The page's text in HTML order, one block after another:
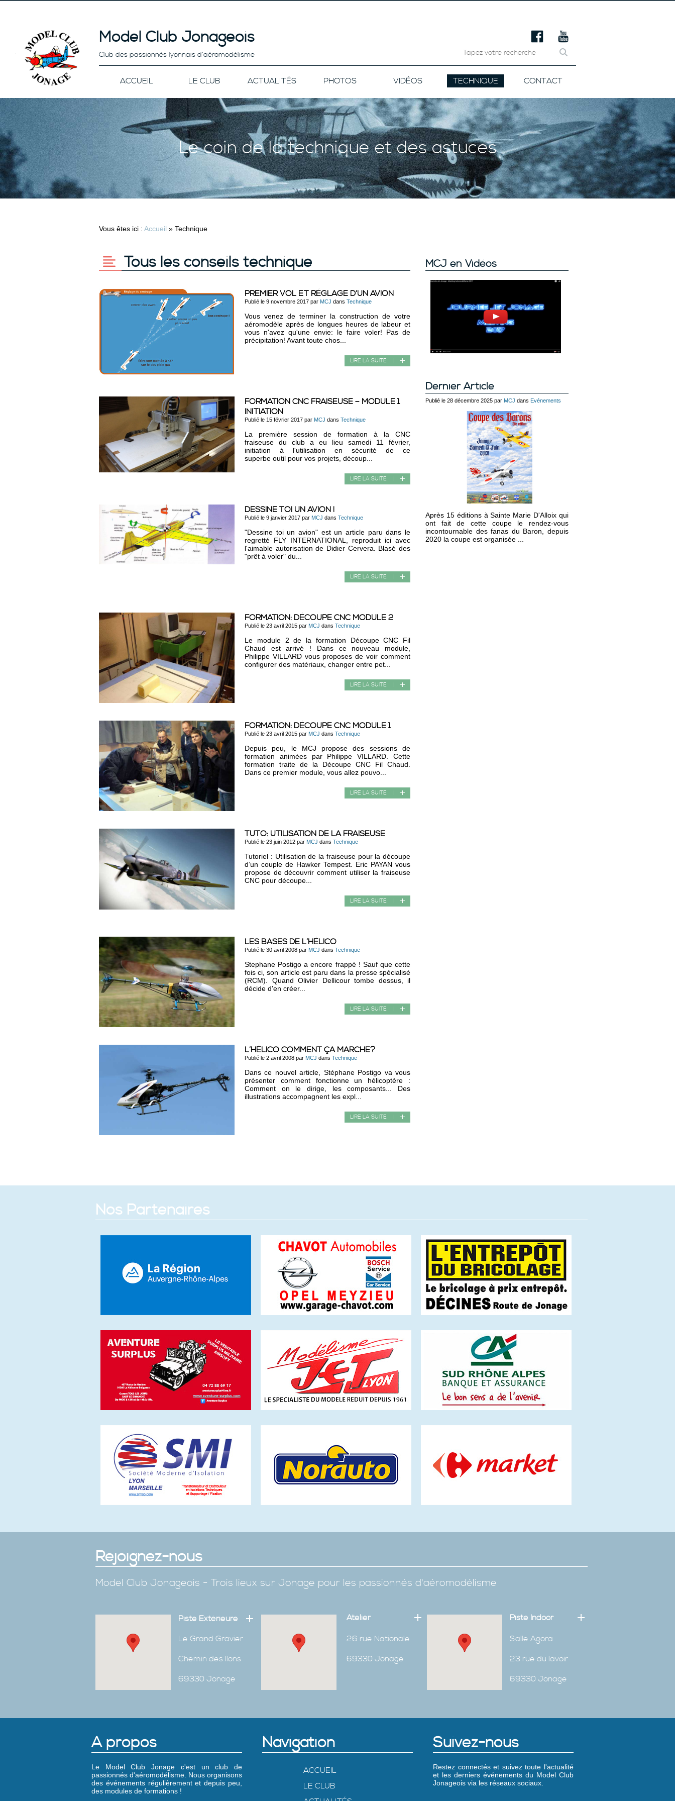
Model Club Jonageois
Club des passionnés lyonnais d’aéromodélisme
ACCUEIL LE CLUB ACTUALITÉS PHOTOS VIDÉOS TECHNIQUE CONTACT
Le coin de la technique et des astuces
Vous êtes ici : Accueil » Technique
Tous les conseils technique
PREMIER VOL ET RÉGLAGE D’UN AVION
Publié le 9 novembre 2017 par MCJ dans Technique
Vous venez de terminer la construction de votre
aéromodèle après de longues heures de labeur et
vous n'avez qu'une envie: le faire voler! Pas de
précipitation! Avant toute chos...
LIRE LA SUITE
FORMATION CNC FRAISEUSE – MODULE 1
INITIATION
Publié le 15 février 2017 par MCJ dans Technique
La première session de formation à la CNC
fraiseuse du club a eu lieu samedi 11 février,
initiation à l'utilisation en sécurité de ce
superbe outil pour vos projets, découp...
LIRE LA SUITE
DESSINE TOI UN AVION !
Publié le 9 janvier 2017 par MCJ dans Technique
"Dessine toi un avion" est un article paru dans le
regretté FLY INTERNATIONAL, reproduit ici avec
l'aimable autorisation de Didier Cervera. Blasé des
"prêt à voler" du...
LIRE LA SUITE
FORMATION: DÉCOUPE CNC MODULE 2
Publié le 23 avril 2015 par MCJ dans Technique
Le module 2 de la formation Découpe CNC Fil
Chaud est arrivé ! Dans ce nouveau module,
Philippe VILLARD vous proposes de voir comment
configurer des matériaux, changer entre pet...
LIRE LA SUITE
FORMATION: DÉCOUPE CNC MODULE 1
Publié le 23 avril 2015 par MCJ dans Technique
Depuis peu, le MCJ propose des sessions de
formation animées par Philippe VILLARD. Cette
formation traite de la Découpe CNC Fil Chaud.
Dans ce premier module, vous allez pouvo...
LIRE LA SUITE
TUTO: UTILISATION DE LA FRAISEUSE
Publié le 23 juin 2012 par MCJ dans Technique
Tutoriel : Utilisation de la fraiseuse pour la découpe
d’un couple de Hawker Tempest. Eric PAYAN vous
propose de découvrir comment utiliser la fraiseuse
CNC pour découpe...
LIRE LA SUITE
LES BASES DE L’HÉLICO
Publié le 30 avril 2008 par MCJ dans Technique
Stephane Postigo a encore frappé ! Sauf que cette
fois ci, son article est paru dans la presse spécialisé
(RCM). Quand Olivier Dellicour tombe dessus, il
décide d'en créer...
LIRE LA SUITE
L’HÉLICO COMMENT ÇA MARCHE?
Publié le 2 avril 2008 par MCJ dans Technique
Dans ce nouvel article, Stéphane Postigo va vous
présenter comment fonctionne un hélicoptère :
Comment on le dirige, les composants... Des
illustrations accompagnent les expl...
LIRE LA SUITE
MCJ en Vidéos
Dernier Article
Publié le 28 décembre 2025 par MCJ dans Evénements
Après 15 éditions à Sainte Marie D'Alloix qui
ont fait de cette coupe le rendez-vous
incontournable des fanas du Baron, depuis
2020 la coupe est organisée ...
Nos Partenaires
Rejoignez-nous
Model Club Jonageois - Trois lieux sur Jonage pour les passionnés d'aéromodélisme
Piste Extérieure
Le Grand Gravier
Chemin des Ilons
69330 Jonage
Atelier
26 rue Nationale
69330 Jonage
Piste Indoor
Salle Agora
23 rue du lavoir
69330 Jonage
A propos
Le Model Club Jonage c'est un club de
passionnés d'aéromodélisme. Nous organisons
des événements régulièrement et depuis peu,
des modules de formations !
Navigation
ACCUEIL
LE CLUB
Suivez-nous
Restez connectés et suivez toute l'actualité
et les derniers événements du Model Club
Jonageois via les réseaux sociaux.